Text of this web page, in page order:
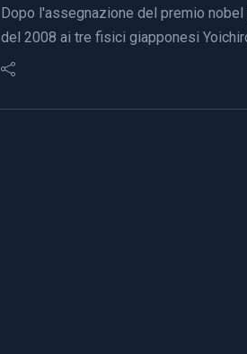
Dopo l'assegnazione del premio
del 2008 ai tre fisici giapponesi